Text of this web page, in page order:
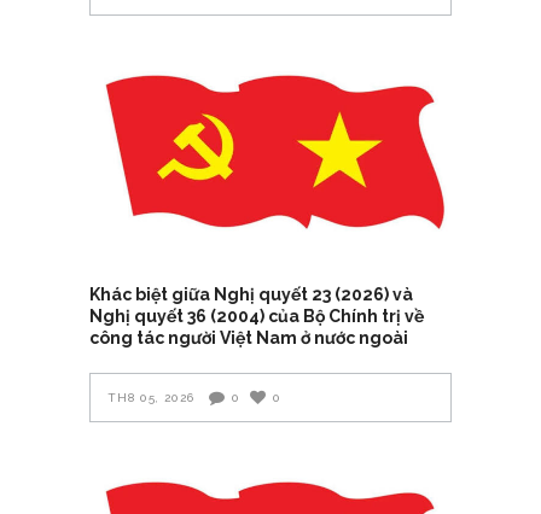
Khác biệt giữa Nghị quyết 23 (2026) và
Nghị quyết 36 (2004) của Bộ Chính trị về
công tác người Việt Nam ở nước ngoài
TH8 05, 2026 0 0